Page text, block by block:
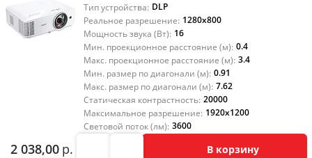
Тип устройства: DLP
Реальное разрешение: 1280x800
Мощность звука (Вт): 16
Мин. проекционное расстояние (м): 0.4
Макс. проекционное расстояние (м): 3.4
Мин. размер по диагонали (м): 0.91
Макс. размер по диагонали (м): 7.62
Статическая контрастность: 20000
Максимальное разрешение: 1920x1200
Световой поток (лм): 3600
2 038,00 р. В корзину